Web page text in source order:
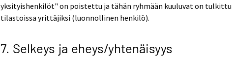
yksityishenkilöt" on poistettu ja tähän ryhmään kuuluvat on tulkittu
tilastoissa yrittäjiksi (luonnollinen henkilö).
7. Selkeys ja eheys/yhtenäisyys